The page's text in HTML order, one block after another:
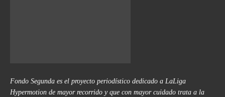
Fondo Segunda es el proyecto periodístico dedicado a LaLiga
Hypermotion de mayor recorrido y que con mayor cuidado trata a la